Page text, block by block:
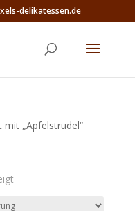
delikatessen.de
„Apfelstrudel“